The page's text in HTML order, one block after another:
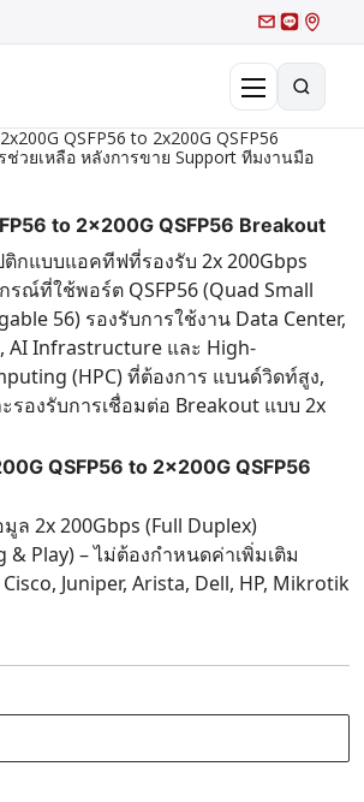
Search ×
QSFP56 to 2x200G QSFP56
วยเหลือ หลังการขาย Support ทีมงานมือ
to 2x200G QSFP56 Breakout
ติกแบบแอคทีฟที่รองรับ 2x 200Gbps
รณ์ที่ใช้พอร์ต QSFP56 (Quad Small
56) รองรับการใช้งาน Data Center,
AI Infrastructure และ High-
(HPC) ที่ต้องการ แบนด์วิดท์สูง,
รองรับการเชื่อมต่อ Breakout แบบ 2x
QSFP56 to 2x200G QSFP56
ล 2x 200Gbps (Full Duplex)
& Play) – ไม่ต้องกำหนดค่าเพิ่มเติม
Juniper, Arista, Dell, HP, Mikrotik